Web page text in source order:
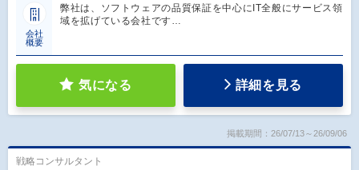
会社
概要
弊社は、ソフトウェアの品質保証を中心にIT全般にサービス領
域を拡げている会社です…
気になる 詳細を見る
掲載期間：26/07/13～26/09/06
戦略コンサルタント